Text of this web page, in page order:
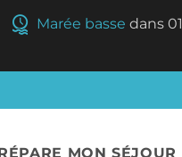
Marée basse dans 01
MON SÉJOUR